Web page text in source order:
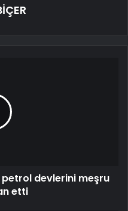
petrol devlerini meşru
etti